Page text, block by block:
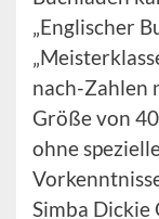
„Englischer
nach-Zahlen
Größe von
ohne
Simba Dickie